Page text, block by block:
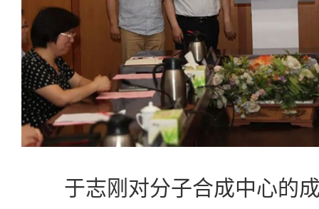
于志刚对分子合成中心的成